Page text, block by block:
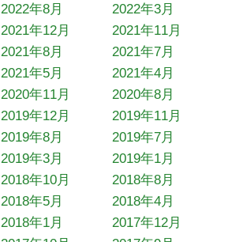
2022年8月
2022年3月
2021年12月
2021年11月
2021年8月
2021年7月
2021年5月
2021年4月
2020年11月
2020年8月
2019年12月
2019年11月
2019年8月
2019年7月
2019年3月
2019年1月
2018年10月
2018年8月
2018年5月
2018年4月
2018年1月
2017年12月